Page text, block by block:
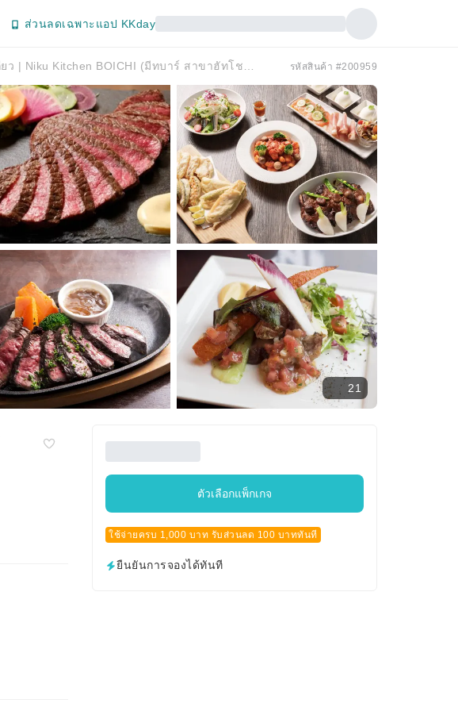
ส่วนลดเฉพาะแอป KKday
รหัสสินค้า #200959
21
ตัวเลือกแพ็กเกจ
ใช้จ่ายครบ 1,000 บาท รับส่วนลด 100 บาททันที
ยืนยันการจองได้ทันที